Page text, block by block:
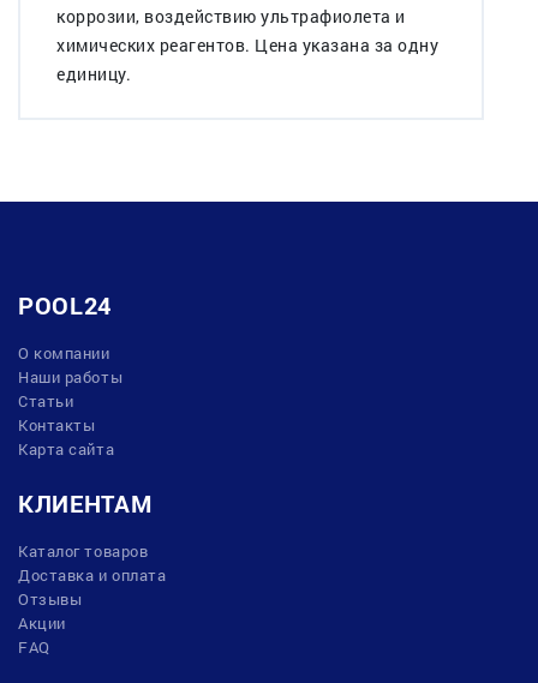
коррозии, воздействию ультрафиолета и
химических реагентов. Цена указана за одну
единицу.
POOL24
О компании
Наши работы
Статьи
Контакты
Карта сайта
КЛИЕНТАМ
Каталог товаров
Доставка и оплата
Отзывы
Акции
FAQ